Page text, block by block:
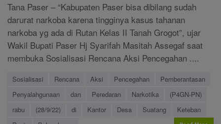
Tana Paser – “Kabupaten Paser bisa dibilang sudah
darurat narkoba karena tingginya kasus tahanan
narkoba yg ada di Rutan Kelas II Tanah Grogot”, ujar
Wakil Bupati Paser Hj Syarifah Masitah Assegaf saat
membuka Sosialisasi Rencana Aksi Pencegahan ....
Sosialisasi Rencana Aksi Pencegahan
Pemberantasan
Penyalahgunaan
dan Peredaran Narkotika
(P4GN-PN)
rabu
(28/9/22) di Kantor Desa Suatang
Keteban